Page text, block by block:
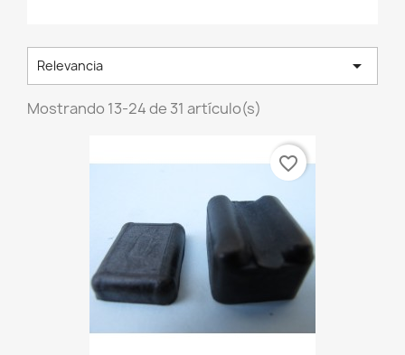
Relevancia 
Mostrando 13-24 de 31 artículo(s)
favorite_border